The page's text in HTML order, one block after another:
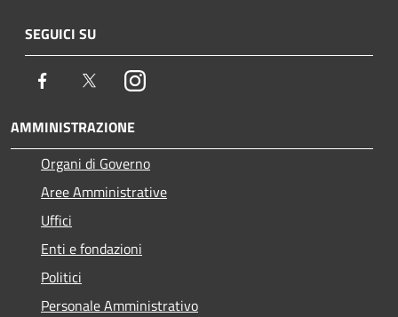
SEGUICI SU
Facebook TwitterInstagram
AMMINISTRAZIONE
Organi di Governo
Aree Amministrative
Uffici
Enti e fondazioni
Politici
Personale Amministrativo